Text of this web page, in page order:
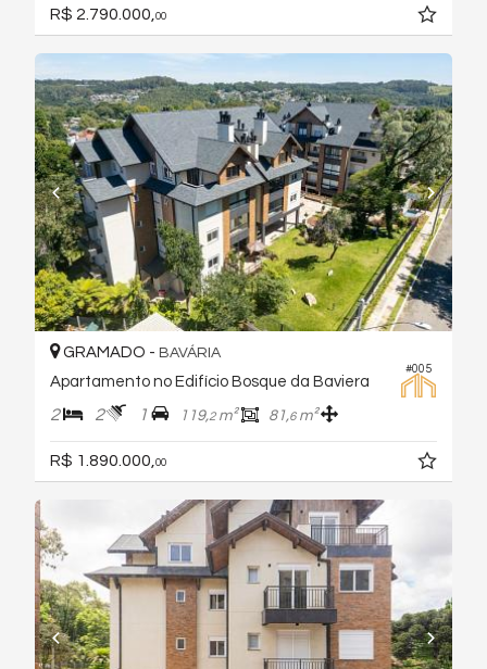
R$ 2.790.000,00
#005
GRAMADO - BAVÁRIA
Apartamento no Edifício Bosque da Baviera
2 2 1 119,2m² 81,6m²
R$ 1.890.000, 00